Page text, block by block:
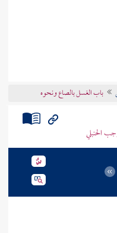
باب الغسل بالصاع ونحوه
الحنبلي